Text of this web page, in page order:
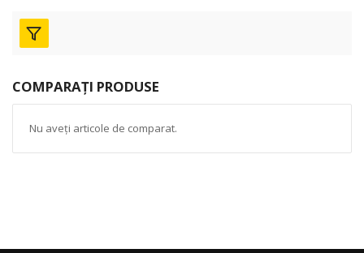
COMPARAȚI PRODUSE
Nu aveți articole de comparat.